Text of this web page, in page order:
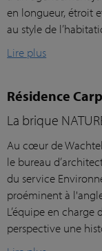
en longueur, étroit
au style de
Lire plus
Résidence
La brique
Au cœur de
le bureau
du service
proéminent à
L’équipe en
perspective une